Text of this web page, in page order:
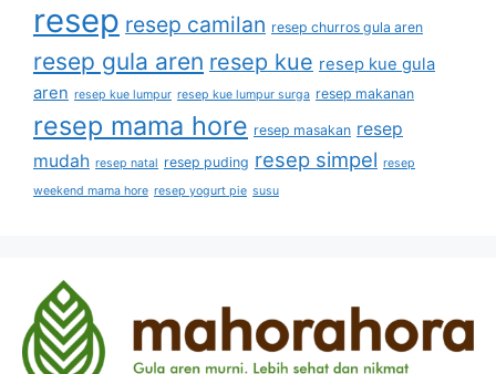
resep resep camilan resep churros gula aren
resep gula aren resep kue resep kue gula
aren resep kue lumpur resep kue lumpur surga resep makanan
resep mama hore resep masakan resep
mudah resep natal resep puding resep simpel resep
weekend mama hore resep yogurt pie susu